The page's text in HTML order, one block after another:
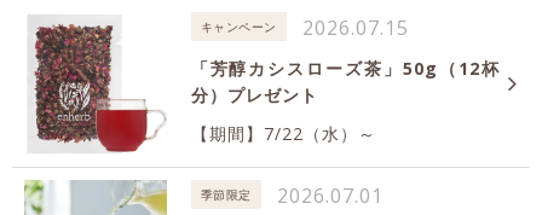
キャンペーン 2026.07.15
「芳醇カシスローズ茶」50g（12杯
分）プレゼント
【期間】7/22（水）～
季節限定 2026.07.01